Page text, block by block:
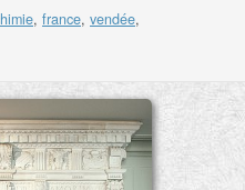
, france, vendée,